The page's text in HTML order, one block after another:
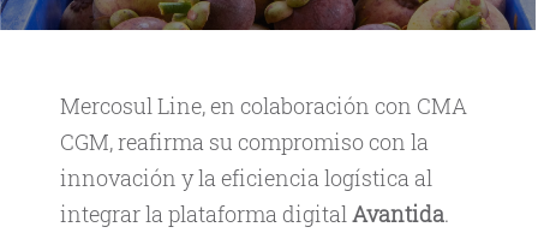
Mercosul Line, en colaboración con CMA
CGM, reafirma su compromiso con la
innovación y la eficiencia logística al
integrar la plataforma digitalAvantida.